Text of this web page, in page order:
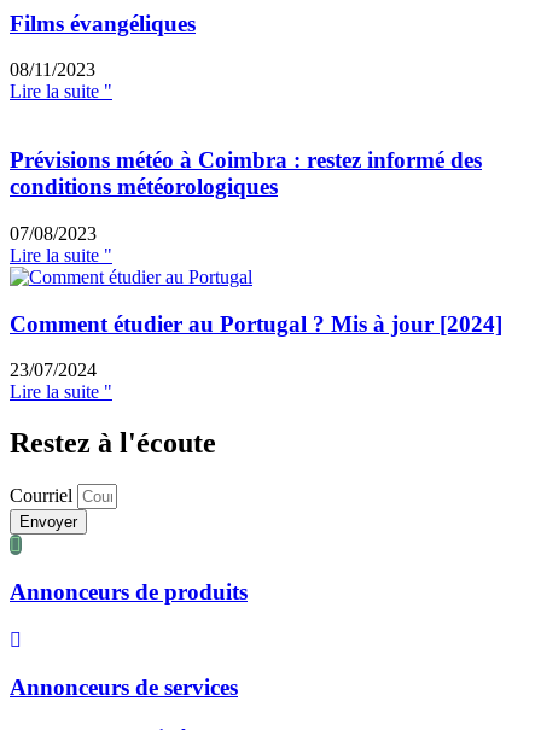
Films évangéliques
08/11/2023
Lire la suite "
Prévisions météo à Coimbra : restez informé des
conditions météorologiques
07/08/2023
Lire la suite "
Comment étudier au Portugal ? Mis à jour [2024]
23/07/2024
Lire la suite "
Restez à l'écoute
Courriel
Envoyer
Annonceurs de produits
Annonceurs de services